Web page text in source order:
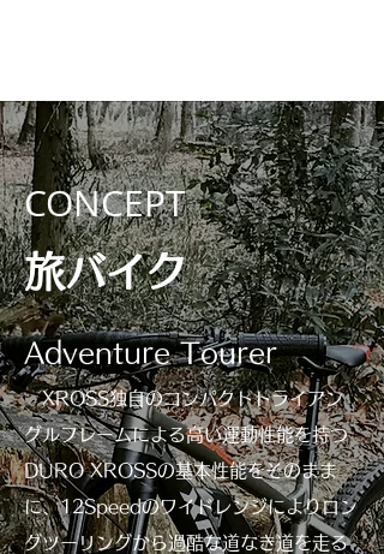
CONCEPT
旅バイク
Adventure Tourer
XROSS独自のコンパクトトライアン
グルフレームによる高い運動性能を持つ
DURO XROSSの基本性能をそのまま
に、12Speedのワイドレンジによりロン
グツーリングから過酷な道なき道を走る